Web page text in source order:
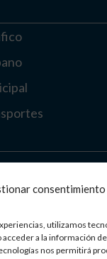
consentimiento
utilizamos
acceder a la información
nos permitirá